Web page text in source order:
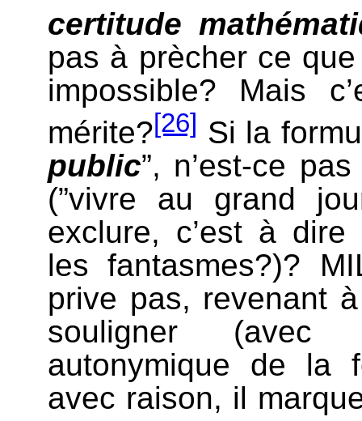
certitude
pas à prècher ce
impossible? Mais
mérite?[26] Si la
public”, n’est-ce
(”vivre au grand
exclure, c’est à dire
les fantasmes?)?
prive pas, revenant
souligner (avec
autonymique de la
avec raison, il